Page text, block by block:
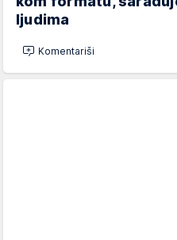
ljudima
Komentariši